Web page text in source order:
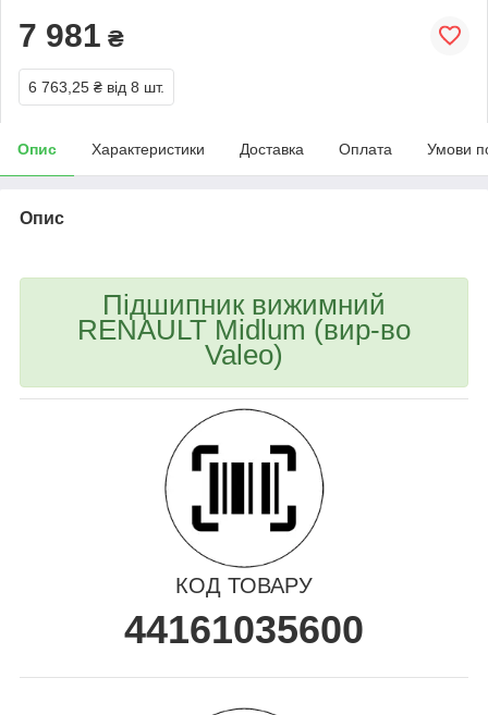
7 981 ₴
6 763,25 ₴ від 8 шт.
Опис Характеристики Доставка Оплата Умови
Опис
Підшипник вижимний
RENAULT Midlum (вир-во
Valeo)
КОД ТОВАРУ
44161035600